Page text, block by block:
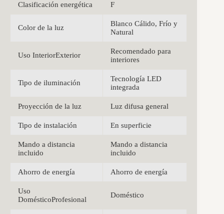
Clasificación energética F
Color de la luz
Blanco Cálido, Frío y
Natural
Uso InteriorExterior
Recomendado para
interiores
Tipo de iluminación
Tecnología LED
integrada
Proyección de la luz Luz difusa general
Tipo de instalación En superficie
Mando a distancia
incluido
Mando a distancia
incluido
Ahorro de energía Ahorro de energía
Uso
DomésticoProfesional
Doméstico